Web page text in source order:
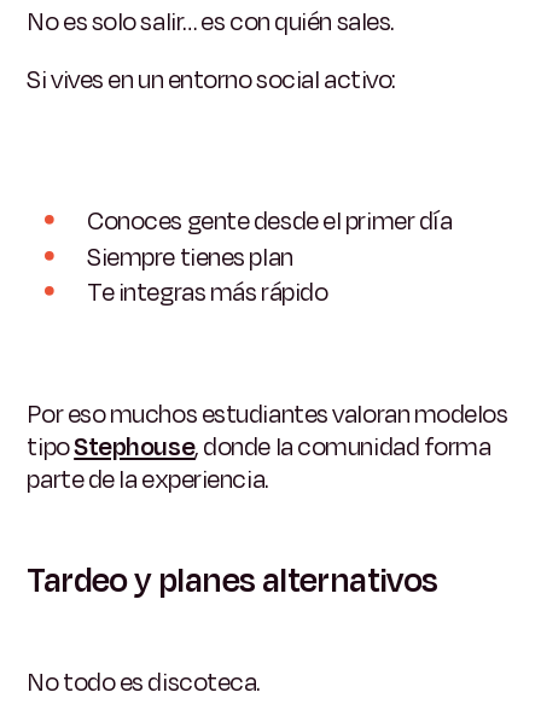
No es solo salir… es con quién sales.
Si vives en un entorno social activo:
Conoces gente desde el primer día
Siempre tienes plan
Te integras más rápido
Por eso muchos estudiantes valoran modelos
tipoStephouse, donde la comunidad forma
parte de la experiencia.
Tardeo y planes alternativos
No todo es discoteca.